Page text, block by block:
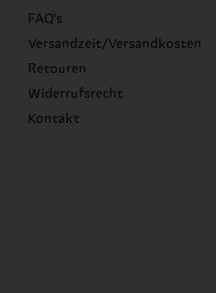
FAQ's
Versandzeit/Versandkosten
Retouren
Widerrufsrecht
Kontakt